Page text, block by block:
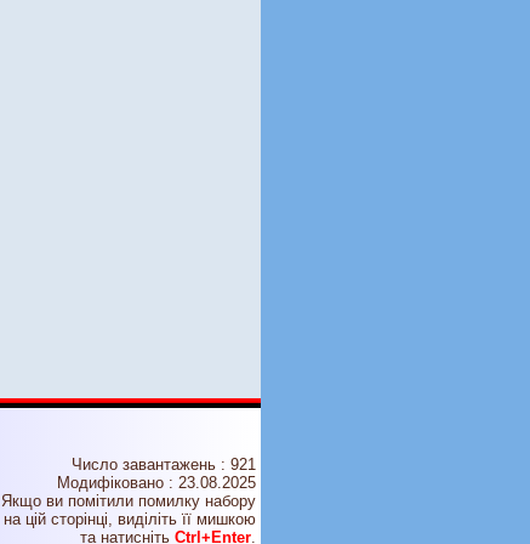
Число завантажень : 921
Модифіковано : 23.08.2025
Якщо ви помітили помилку набору
на цiй сторiнцi, видiлiть її мишкою
та натисніть Ctrl+Enter.